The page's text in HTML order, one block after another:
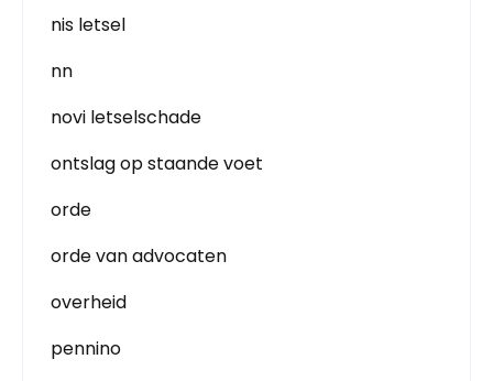
nis letsel
nn
novi letselschade
ontslag op staande voet
orde
orde van advocaten
overheid
pennino